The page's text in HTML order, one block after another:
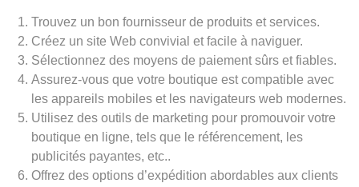
Trouvez un bon fournisseur de produits et services.
Créez un site Web convivial et facile à naviguer.
Sélectionnez des moyens de paiement sûrs et fiables.
Assurez-vous que votre boutique est compatible avec
les appareils mobiles et les navigateurs web modernes.
Utilisez des outils de marketing pour promouvoir votre
boutique en ligne, tels que le référencement, les
publicités payantes, etc..
Offrez des options d’expédition abordables aux clients